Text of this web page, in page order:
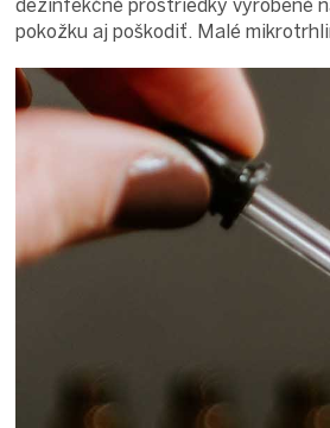
dezinfekčné prostriedky vyrobené
pokožku aj poškodiť. Malé